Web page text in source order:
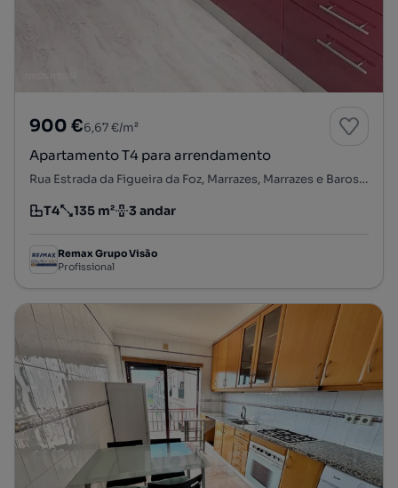
900 €6,67 €/m²
Apartamento T4 para arrendamento
Rua Estrada da Figueira da Foz, Marrazes, Marrazes e Barosa, Leiria, Leiria
Tipologia
T4
Preço por metro quadrado
135 m²
Andar 3 andar
Remax Grupo Visão
Profissional